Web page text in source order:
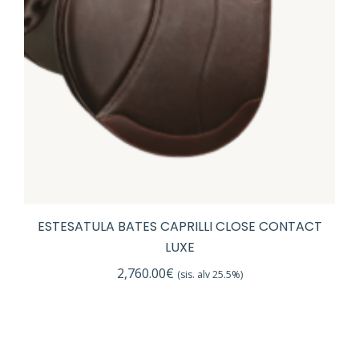
ESTESATULA BATES CAPRILLI CLOSE CONTACT
LUXE
2,760.00€ (sis. alv 25.5%)